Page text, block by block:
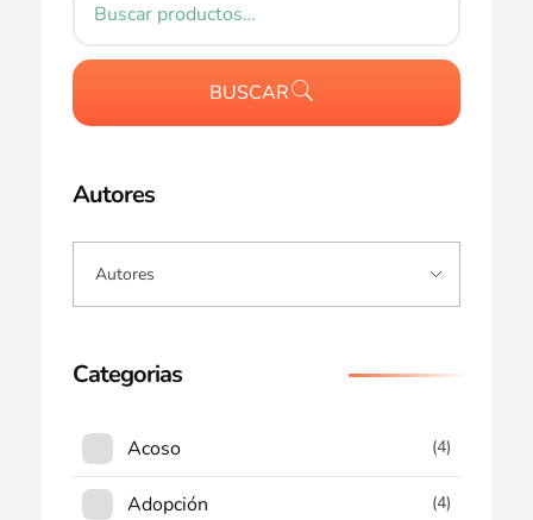
BUSCAR
Autores
Categorias
Acoso (4)
Adopción (4)